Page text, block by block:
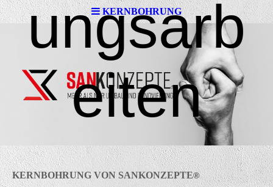
KERNBOHRUNG
ungsarb
eiten
KERNBOHRUNG VON SANKONZEPTE®